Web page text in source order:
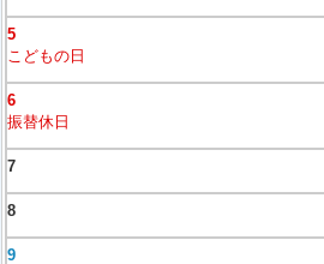
5
こどもの日
6
振替休日
7
8
9